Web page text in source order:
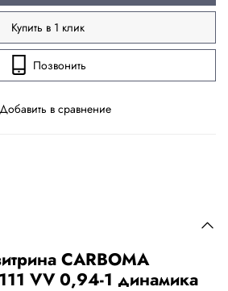
Добавить в сравнение
Купить в 1 клик
Позвонить
CARBOMA
VV 0,94-1 динамика